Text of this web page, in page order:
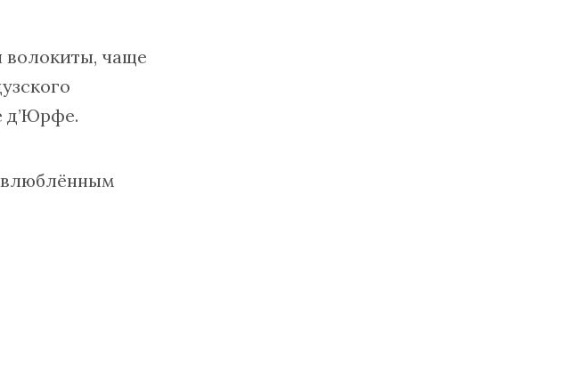
волокиты, чаще
д’Юрфе.